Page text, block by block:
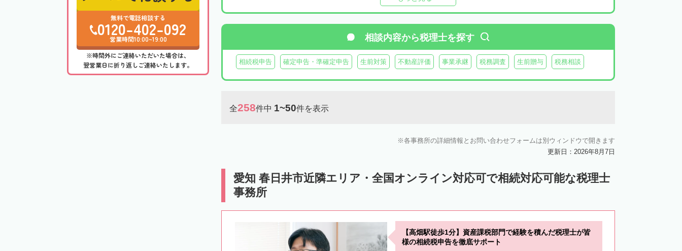
無料で電話相談する
0120-402-092
営業時間10:00~19:00
※時間外にご連絡いただいた場合は、
翌営業日に折り返しご連絡いたします。
相談内容から税理士を探す
相続税申告 確定申告・準確定申告 生前対策 不動産評価 事業承継 税務調査 生前贈与 税務相談
全258件中 1~50件を表示
各事務所の詳細情報とお問い合わせフォームは別ウィンドウで開きます
更新日：2026年8月7日
愛知 春日井市近隣エリア・全国オンライン対応可で相続対応可能な税理士
事務所
【高畑駅徒歩1分】資産課税部門で経験を積んだ税理士が皆
様の相続税申告を徹底サポート